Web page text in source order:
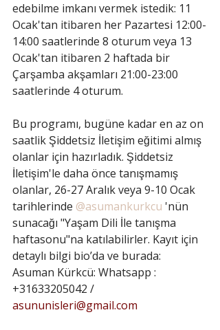
edebilme imkanı vermek istedik: 11
Ocak'tan itibaren her Pazartesi 12:00-
14:00 saatlerinde 8 oturum veya 13
Ocak'tan itibaren 2 haftada bir
Çarşamba akşamları 21:00-23:00
saatlerinde 4 oturum.
Bu programı, bugüne kadar en az on
saatlik Şiddetsiz İletişim eğitimi almış
olanlar için hazırladık. Şiddetsiz
İletişim'le daha önce tanışmamış
olanlar, 26-27 Aralık veya 9-10 Ocak
tarihlerinde @asumankurkcu 'nün
sunacağı "Yaşam Dili İle tanışma
haftasonu"na katılabilirler. Kayıt için
detaylı bilgi bio’da ve burada:
Asuman Kürkcü: Whatsapp :
+31633205042 /
asununisleri@gmail.com